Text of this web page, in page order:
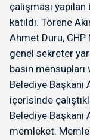
çalışması
katıldı. Törene
Ahmet Duru, CHP
genel sekreter
basın
Belediye
içerisinde
Belediye Başkanı
memleket.